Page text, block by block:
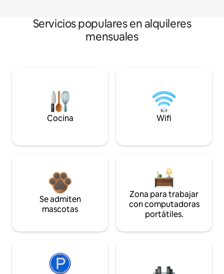
Servicios populares en alquileres
mensuales
Cocina Wifi
Se admiten
mascotas
Zona para trabajar
con computadoras
portátiles.